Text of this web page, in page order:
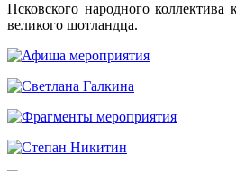
Псковского народного
великого шотландца.